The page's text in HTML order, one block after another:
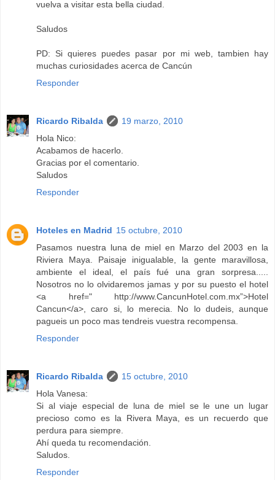
vuelva a visitar esta bella ciudad.
Saludos
PD: Si quieres puedes pasar por mi web, tambien hay
muchas curiosidades acerca de Cancún
Responder
Ricardo Ribalda
19 marzo, 2010
Hola Nico:
Acabamos de hacerlo.
Gracias por el comentario.
Saludos
Responder
Hoteles en Madrid 15 octubre, 2010
Pasamos nuestra luna de miel en Marzo del 2003 en la
Riviera Maya. Paisaje inigualable, la gente maravillosa,
ambiente el ideal, el país fué una gran sorpresa.....
Nosotros no lo olvidaremos jamas y por su puesto el hotel
<a href=" http://www.CancunHotel.com.mx”>Hotel
Cancun</a>, caro si, lo merecia. No lo dudeis, aunque
pagueis un poco mas tendreis vuestra recompensa.
Responder
Ricardo Ribalda
15 octubre, 2010
Hola Vanesa:
Si al viaje especial de luna de miel se le une un lugar
precioso como es la Rivera Maya, es un recuerdo que
perdura para siempre.
Ahí queda tu recomendación.
Saludos.
Responder